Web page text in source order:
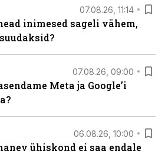
07.08.26, 11:14
inimesed sageli vähem,
07.08.26, 09:00
Meta ja Google’i
06.08.26, 10:00
ühiskond ei saa endale